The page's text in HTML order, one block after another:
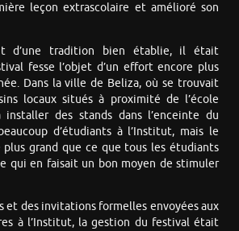
leçon extrascolaire et amélioré son
d’une tradition bien établie, il était
fesse l’objet d’un effort encore plus
Dans la ville de Beliza, où se trouvait
locaux situés à proximité de l’école
des stands dans l’enceinte du
d’étudiants à l’Institut, mais le
grand que ce que tous les étudiants
qui en faisait un bon moyen de stimuler
et des invitations formelles envoyées aux
à l’Institut, la gestion du festival était